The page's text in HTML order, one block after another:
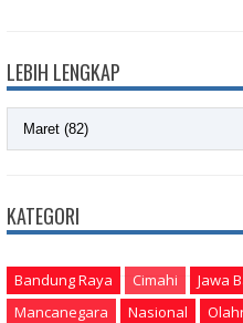
LEBIH LENGKAP
KATEGORI
Bandung Raya Cimahi
Jawa
Mancanegara
Nasional